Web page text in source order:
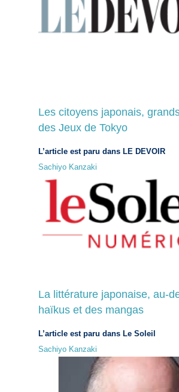
Les citoyens japonais,
des Jeux de Tokyo
L’article est paru dans LE DEVOIR
Sachiyo Kanzaki
La littérature japonaise, au-
haïkus et des mangas
L’article est paru dans Le Soleil
Sachiyo Kanzaki